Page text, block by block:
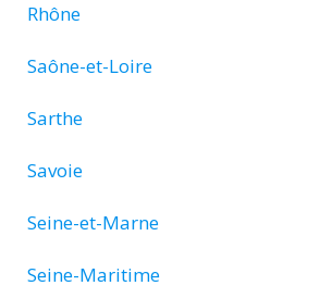
Rhône
Saône-et-Loire
Sarthe
Savoie
Seine-et-Marne
Seine-Maritime